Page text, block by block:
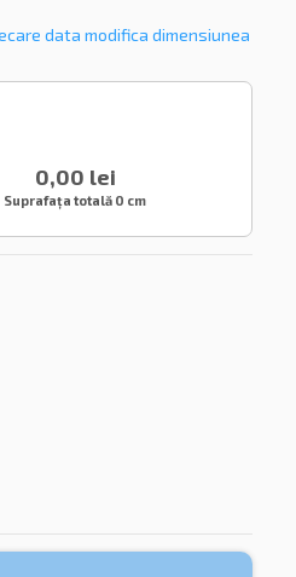
data modifica dimensiunea
0,00 lei
Suprafața totală 0 cm